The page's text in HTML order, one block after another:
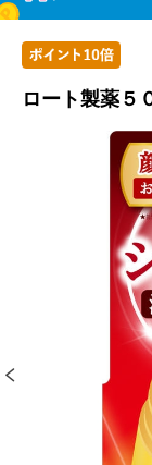
ロート製薬５